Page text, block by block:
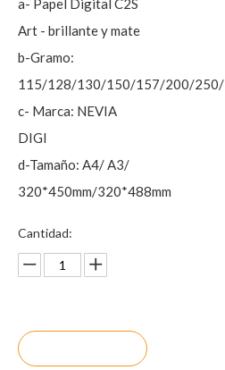
a- Papel Digital C2S
Art - brillante y mate
b-Gramo:
115/128/130/150/157/200/250/
c- Marca: NEVIA
DIGI
d-Tamaño: A4/ A3/
320*450mm/320*488mm
Cantidad: